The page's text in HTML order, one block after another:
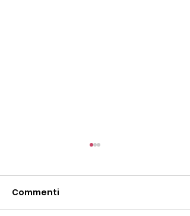
Commenti